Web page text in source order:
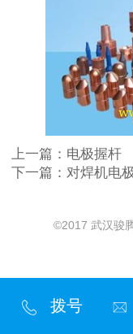
上一篇： 电极握杆
下一篇： 对焊机电
©2017 武汉骏
拨号